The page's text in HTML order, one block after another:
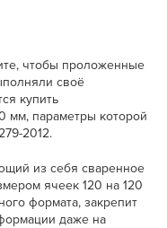
чтобы проложенные
своё
купить
мм, параметры которой
2012.
из себя сваренное
ячеек 120 на 120
формата, закрепит
даже на